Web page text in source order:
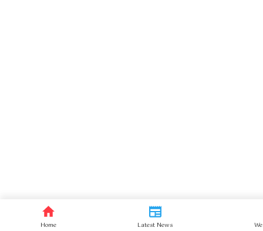
Home Latest News